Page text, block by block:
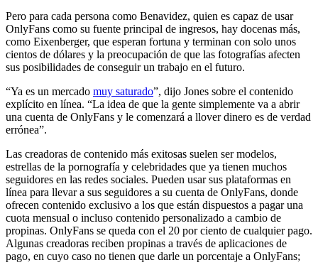
Pero para cada persona como Benavidez, quien es capaz de usar
OnlyFans como su fuente principal de ingresos, hay docenas más,
como Eixenberger, que esperan fortuna y terminan con solo unos
cientos de dólares y la preocupación de que las fotografías afecten
sus posibilidades de conseguir un trabajo en el futuro.
“Ya es un mercado muy saturado”, dijo Jones sobre el contenido
explícito en línea. “La idea de que la gente simplemente va a abrir
una cuenta de OnlyFans y le comenzará a llover dinero es de verdad
errónea”.
Las creadoras de contenido más exitosas suelen ser modelos,
estrellas de la pornografía y celebridades que ya tienen muchos
seguidores en las redes sociales. Pueden usar sus plataformas en
línea para llevar a sus seguidores a su cuenta de OnlyFans, donde
ofrecen contenido exclusivo a los que están dispuestos a pagar una
cuota mensual o incluso contenido personalizado a cambio de
propinas. OnlyFans se queda con el 20 por ciento de cualquier pago.
Algunas creadoras reciben propinas a través de aplicaciones de
pago, en cuyo caso no tienen que darle un porcentaje a OnlyFans;